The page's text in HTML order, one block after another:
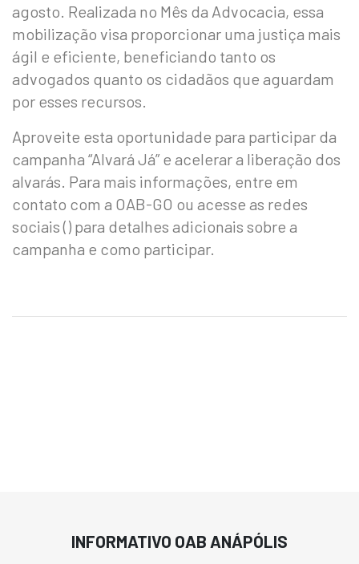
agosto. Realizada no Mês da Advocacia, essa
mobilização visa proporcionar uma justiça mais
ágil e eficiente, beneficiando tanto os
advogados quanto os cidadãos que aguardam
por esses recursos.
Aproveite esta oportunidade para participar da
campanha “Alvará Já” e acelerar a liberação dos
alvarás. Para mais informações, entre em
contato com a OAB-GO ou acesse as redes
sociais () para detalhes adicionais sobre a
campanha e como participar.
INFORMATIVO OAB ANÁPÓLIS